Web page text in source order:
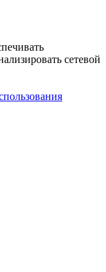
сетевой